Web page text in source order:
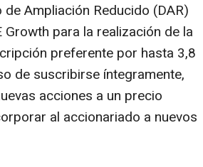
Ampliación Reducido (DAR)
para la realización de la
preferente por hasta 3,8
de suscribirse íntegramente,
acciones a un precio
al accionariado a nuevos